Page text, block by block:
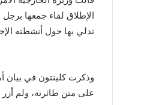
الإطلاق لقاء جمعها
تدلي بها حول أنشطته
وذكرت كلينتون في بيان
على متن طائرته، ولم